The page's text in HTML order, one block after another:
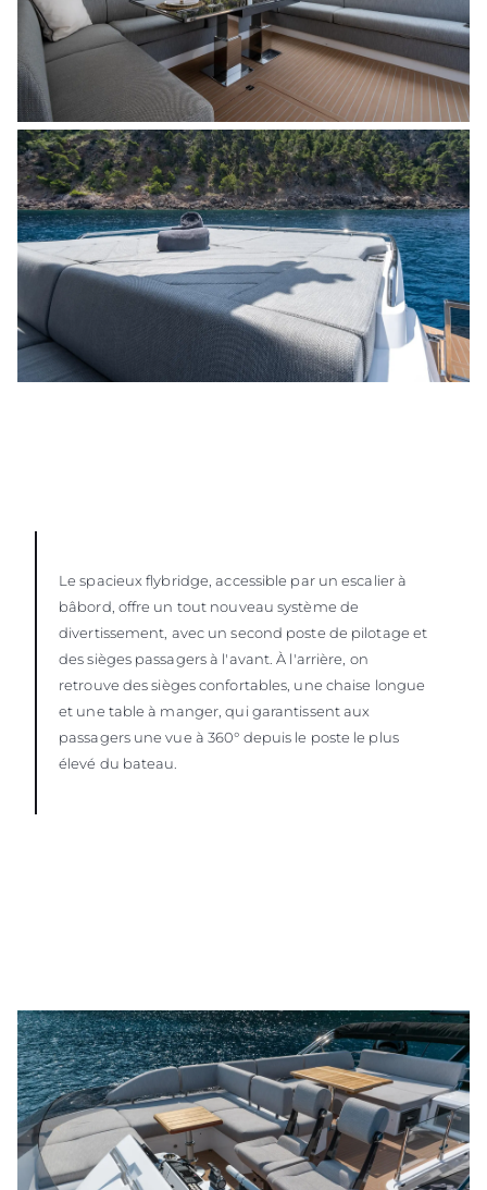
Le spacieux flybridge, accessible par un escalier à
bâbord, offre un tout nouveau système de
divertissement, avec un second poste de pilotage et
des sièges passagers à l'avant. À l'arrière, on
retrouve des sièges confortables, une chaise longue
et une table à manger, qui garantissent aux
passagers une vue à 360° depuis le poste le plus
élevé du bateau.